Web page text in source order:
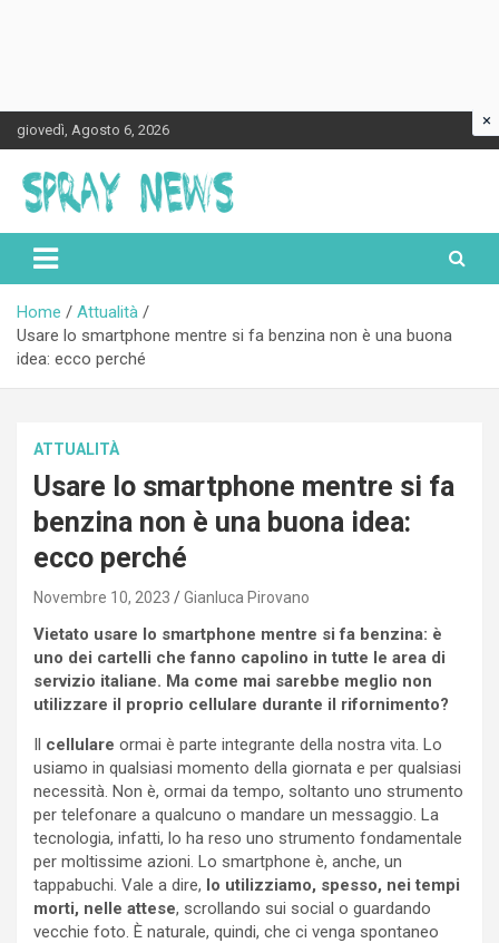
Skip
to
content
giovedì, Agosto 6, 2026
Spraynews.it
Home
Attualità
Usare lo smartphone mentre si fa benzina non è una buona
idea: ecco perché
ATTUALITÀ
Usare lo smartphone mentre si fa
benzina non è una buona idea:
ecco perché
Novembre 10, 2023 Gianluca Pirovano
Vietato usare lo smartphone mentre si fa benzina: è
uno dei cartelli che fanno capolino in tutte le area di
servizio italiane. Ma come mai sarebbe meglio non
utilizzare il proprio cellulare durante il rifornimento?
Il cellulare ormai è parte integrante della nostra vita. Lo
usiamo in qualsiasi momento della giornata e per qualsiasi
necessità. Non è, ormai da tempo, soltanto uno strumento
per telefonare a qualcuno o mandare un messaggio. La
tecnologia, infatti, lo ha reso uno strumento fondamentale
per moltissime azioni. Lo smartphone è, anche, un
tappabuchi. Vale a dire, lo utilizziamo, spesso, nei tempi
morti, nelle attese, scrollando sui social o guardando
vecchie foto. È naturale, quindi, che ci venga spontaneo
×